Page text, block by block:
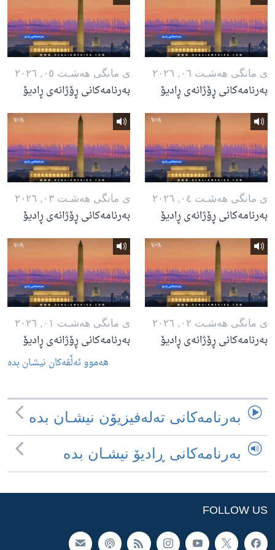
ی مانگی هه‌شـت ٠٦, ٢٠٢٦
بەرنامەکانی ڕۆژانەی ڕادیۆ
ی مانگی هه‌شـت ٠٥, ٢٠٢٦
بەرنامەکانی ڕۆژانەی ڕادیۆ
ی مانگی هه‌شـت ٠٤, ٢٠٢٦
بەرنامەکانی ڕۆژانەی ڕادیۆ
ی مانگی هه‌شـت ٠٣, ٢٠٢٦
بەرنامەکانی ڕۆژانەی ڕادیۆ
ی مانگی هه‌شـت ٠٢, ٢٠٢٦
بەرنامەکانی ڕۆژانەی ڕادیۆ
ی مانگی هه‌شـت ٠١, ٢٠٢٦
بەرنامەکانی ڕۆژانەی ڕادیۆ
هه‌موو ئه‌ڵقه‌کان نیشـان بده‌
به‌رنامه‌کانی ته‌له‌فیزیۆن نیشـان بده‌
به‌رنامه‌کانی ڕادیۆ نیشـان بده‌
FOLLOW US